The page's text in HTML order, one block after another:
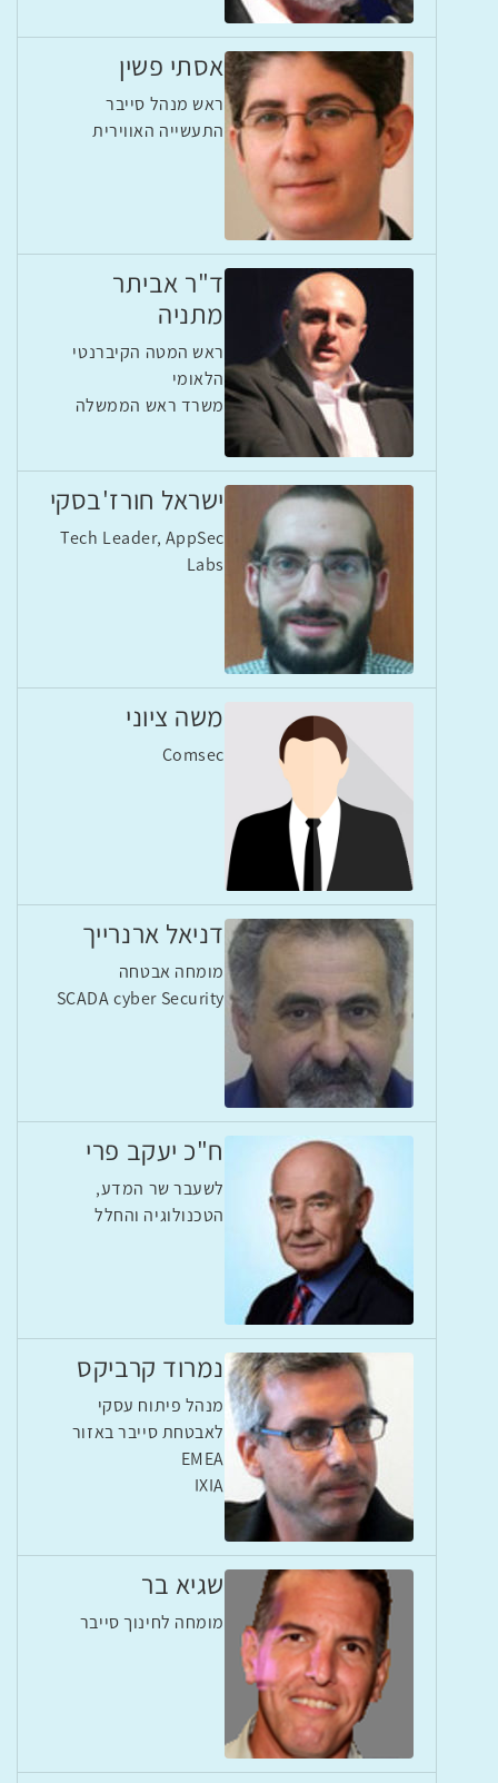
אסתי פשין
ראש מנהל סייבר
התעשייה האווירית
ד"ר אביתר
מתניה
ראש המטה הקיברנטי
הלאומי
משרד ראש הממשלה
ישראל חורז'בסקי
Tech Leader, AppSec
Labs
משה ציוני
Comsec
דניאל ארנרייך
מומחה אבטחה
SCADA cyber Security
ח"כ יעקב פרי
לשעבר שר המדע,
הטכנולוגיה והחלל
נמרוד קרביקס
מנהל פיתוח עסקי
לאבטחת סייבר באזור
EMEA
IXIA
שגיא בר
מומחה לחינוך סייבר